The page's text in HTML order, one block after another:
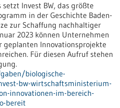
Invest BW, das größte
in der Geschichte Baden-
zur Schaffung nachhaltiger
2023 können Unternehmen
Innovationsprojekte
Für diesen Aufruf stehen
biologische-
bw-wirtschaftsministerium-
innovationen-im-bereich-
bereit